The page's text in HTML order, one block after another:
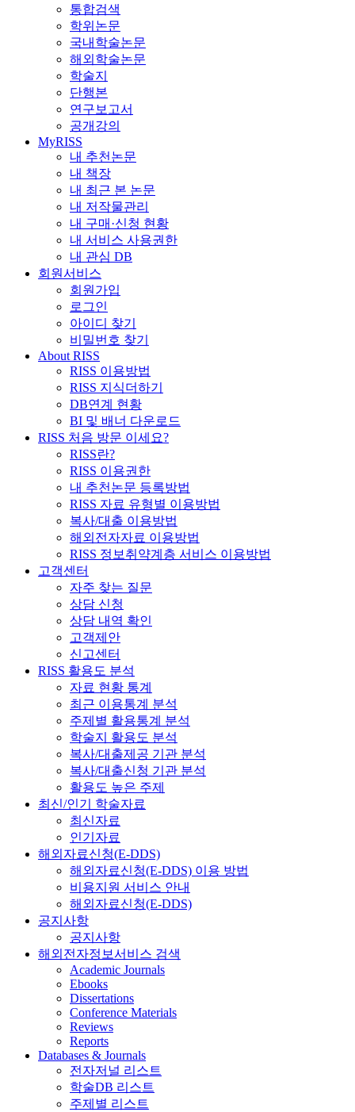
통합검색
학위논문
국내학술논문
해외학술논문
학술지
단행본
연구보고서
공개강의
MyRISS
내 추천논문
내 책장
내 최근 본 논문
내 저작물관리
내 구매·신청 현황
내 서비스 사용권한
내 관심 DB
회원서비스
회원가입
로그인
아이디 찾기
비밀번호 찾기
About RISS
RISS 이용방법
RISS 지식더하기
DB연계 현황
BI 및 배너 다운로드
RISS 처음 방문 이세요?
RISS란?
RISS 이용권한
내 추천논문 등록방법
RISS 자료 유형별 이용방법
복사/대출 이용방법
해외전자자료 이용방법
RISS 정보취약계층 서비스 이용방법
고객센터
자주 찾는 질문
상담 신청
상담 내역 확인
고객제안
신고센터
RISS 활용도 분석
자료 현황 통계
최근 이용통계 분석
주제별 활용통계 분석
학술지 활용도 분석
복사/대출제공 기관 분석
복사/대출신청 기관 분석
활용도 높은 주제
최신/인기 학술자료
최신자료
인기자료
해외자료신청(E-DDS)
해외자료신청(E-DDS) 이용 방법
비용지원 서비스 안내
해외자료신청(E-DDS)
공지사항
공지사항
해외전자정보서비스 검색
Academic Journals
Ebooks
Dissertations
Conference Materials
Reviews
Reports
Databases & Journals
전자저널 리스트
학술DB 리스트
주제별 리스트